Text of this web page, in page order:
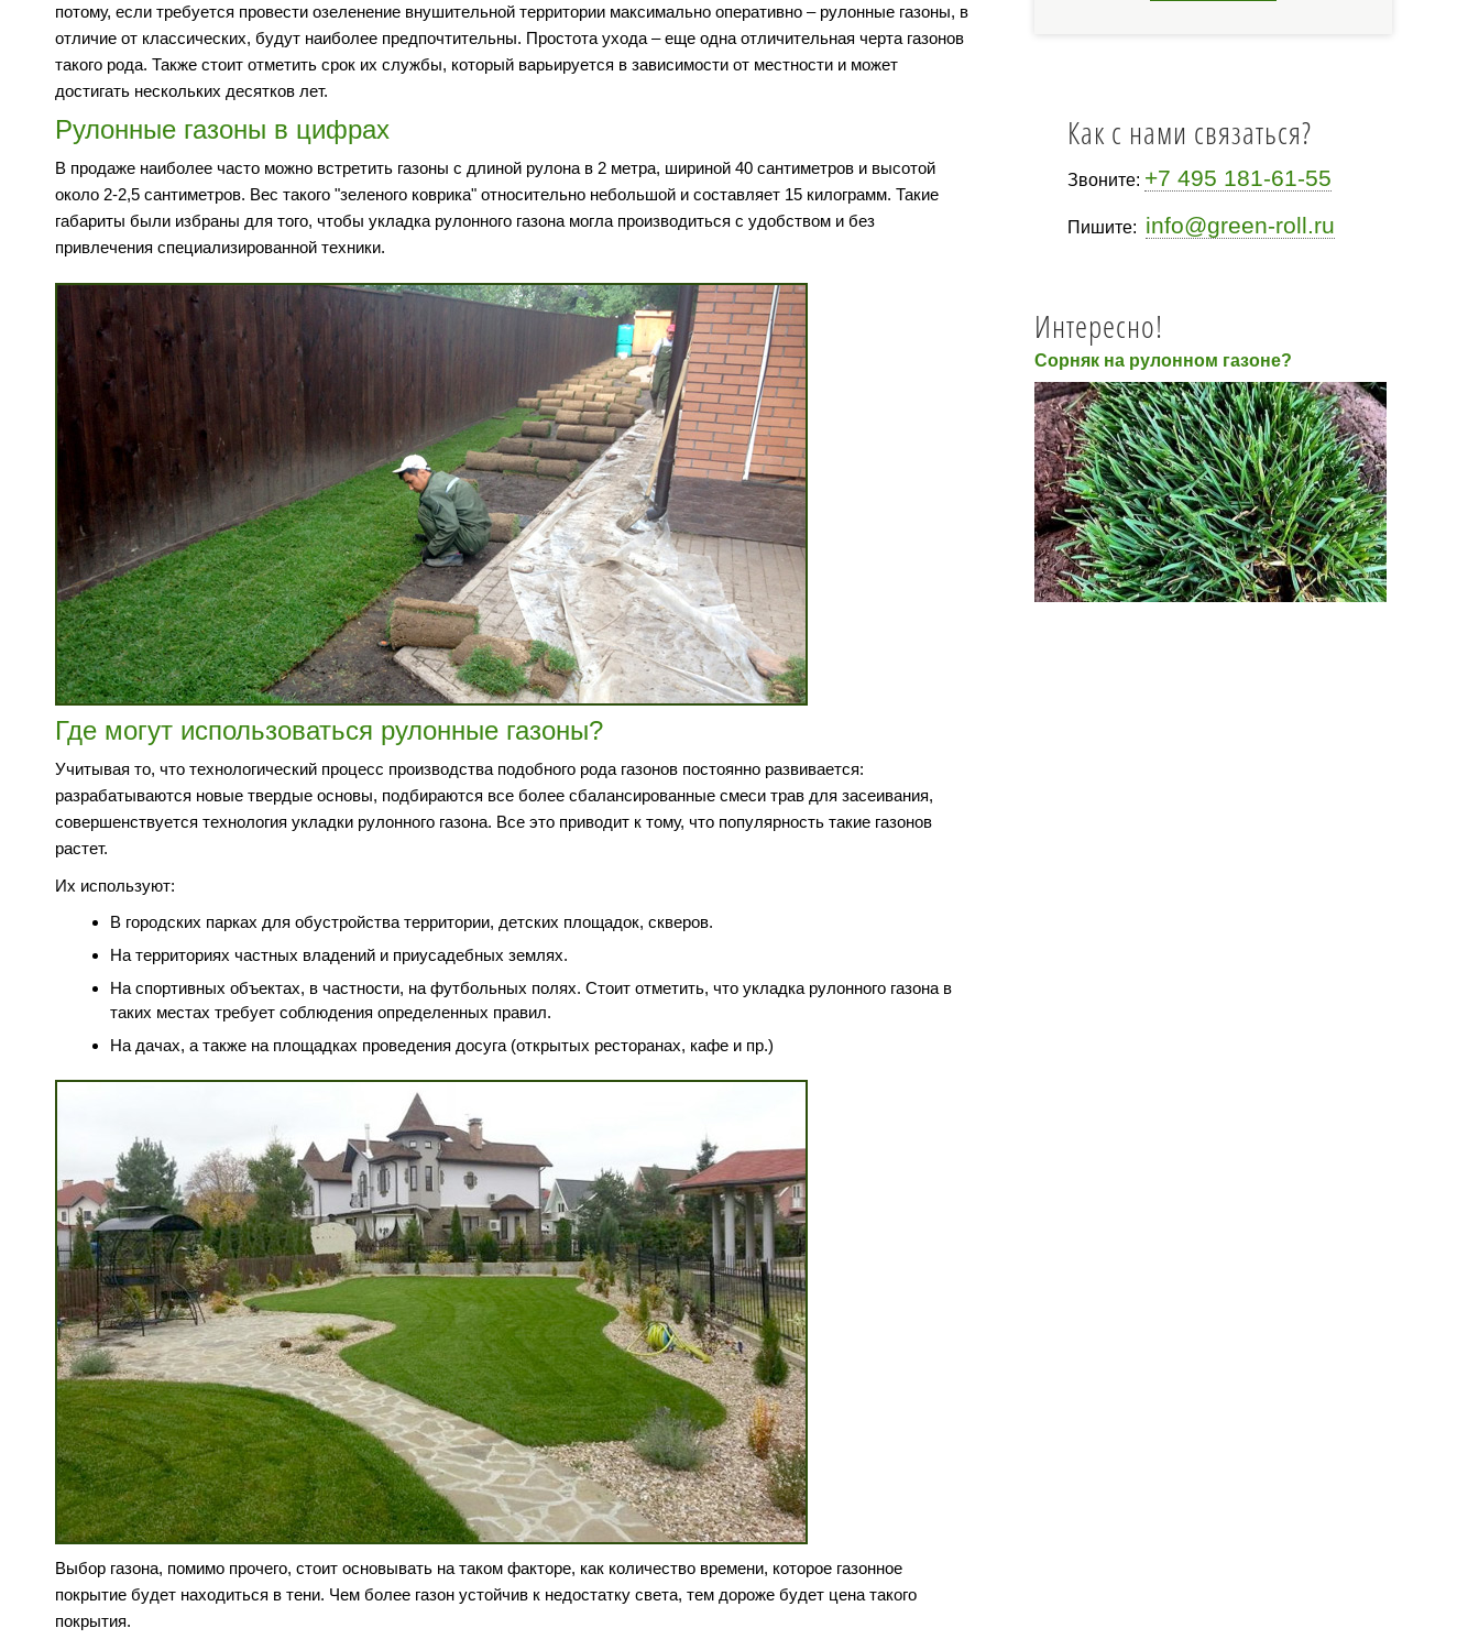
потому, если требуется провести озеленение внушительной территории максимально оперативно – рулонные газоны, в
отличие от классических, будут наиболее предпочтительны. Простота ухода – еще одна отличительная черта газонов
такого рода. Также стоит отметить срок их службы, который варьируется в зависимости от местности и может
достигать нескольких десятков лет.
Рулонные газоны в цифрах
В продаже наиболее часто можно встретить газоны с длиной рулона в 2 метра, шириной 40 сантиметров и высотой
около 2-2,5 сантиметров. Вес такого "зеленого коврика" относительно небольшой и составляет 15 килограмм. Такие
габариты были избраны для того, чтобы укладка рулонного газона могла производиться с удобством и без
привлечения специализированной техники.
Где могут использоваться рулонные газоны?
Учитывая то, что технологический процесс производства подобного рода газонов постоянно развивается:
разрабатываются новые твердые основы, подбираются все более сбалансированные смеси трав для засеивания,
совершенствуется технология укладки рулонного газона. Все это приводит к тому, что популярность такие газонов
растет.
Их используют:
В городских парках для обустройства территории, детских площадок, скверов.
На территориях частных владений и приусадебных землях.
На спортивных объектах, в частности, на футбольных полях. Стоит отметить, что укладка рулонного газона в
таких местах требует соблюдения определенных правил.
На дачах, а также на площадках проведения досуга (открытых ресторанах, кафе и пр.)
Выбор газона, помимо прочего, стоит основывать на таком факторе, как количество времени, которое газонное
покрытие будет находиться в тени. Чем более газон устойчив к недостатку света, тем дороже будет цена такого
покрытия.
Как с нами связаться?
Звоните: +7 495 181-61-55
Пишите: info@green-roll.ru
Интересно!
Сорняк на рулонном газоне?